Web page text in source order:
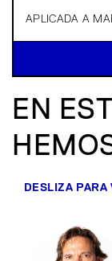
EN
DESLIZA PARA
APLICADA A